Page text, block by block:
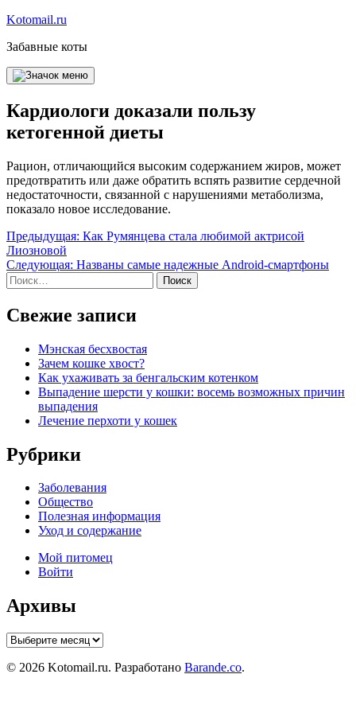
Перейти
содержимому
Kotomail.ru
Забавные коты
Кардиологи доказали пользу
кетогенной диеты
Рацион, отличающийся высоким содержанием жиров, может
предотвратить или даже обратить вспять развитие сердечной
недостаточности, связанной с нарушениями метаболизма,
показало новое исследование.
Навигация
по
записям
Предыдущая: Как Румянцева стала любимой актрисой
Лиозновой
Следующая: Названы самые надежные Android-смартфоны
Найти:
Свежие записи
Мэнская бесхвостая
Зачем кошке хвост?
Как ухаживать за бенгальским котенком
Выпадение шерсти у кошки: восемь возможных причин
выпадения
Лечение перхоти у кошек
Рубрики
Заболевания
Общество
Полезная информация
Уход и содержание
Мой питомец
Войти
Архивы
Архивы
© 2026 Kotomail.ru. Разработано Barande.co.